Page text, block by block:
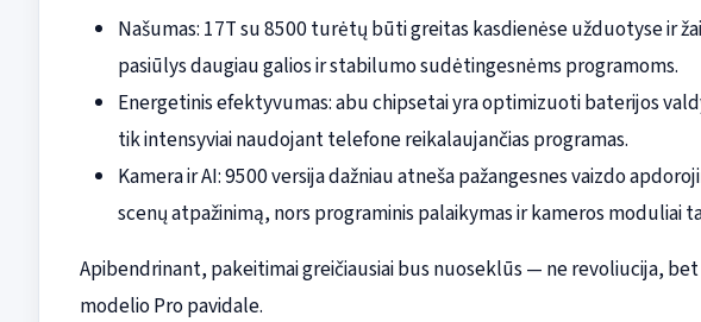
Našumas: 17T su 8500 turėtų būti greitas kasdienėse užduotyse ir
pasiūlys daugiau galios ir stabilumo sudėtingesnėms programoms.
Energetinis efektyvumas: abu chipsetai yra optimizuoti baterijos
tik intensyviai naudojant telefone reikalaujančias programas.
Kamera ir AI: 9500 versija dažniau atneša pažangesnes vaizdo
scenų atpažinimą, nors programinis palaikymas ir kameros moduliai
Apibendrinant, pakeitimai greičiausiai bus nuoseklūs — ne revoliucija,
modelio Pro pavidale.